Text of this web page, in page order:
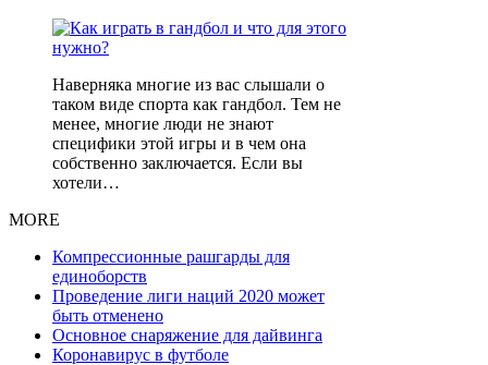
Наверняка многие из вас слышали о
таком виде спорта как гандбол. Тем не
менее, многие люди не знают
специфики этой игры и в чем она
собственно заключается. Если вы
хотели…
MORE
Компрессионные рашгарды для
единоборств
Проведение лиги наций 2020 может
быть отменено
Основное снаряжение для дайвинга
Коронавирус в футболе